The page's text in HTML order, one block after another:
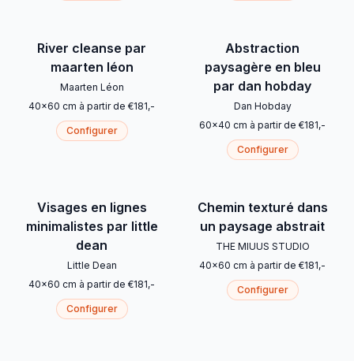
River cleanse par
maarten léon
Maarten Léon
40x60 cm à partir de €181,-
Configurer
Abstraction
paysagère en bleu
par dan hobday
Dan Hobday
60x40 cm à partir de €181,-
Configurer
Visages en lignes
minimalistes par little
dean
Little Dean
40x60 cm à partir de €181,-
Configurer
Chemin texturé dans
un paysage abstrait
THE MIUUS STUDIO
40x60 cm à partir de €181,-
Configurer